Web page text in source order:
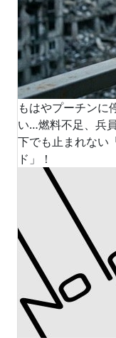
もはやプーチンに
い…燃料不足、兵
下でも止まれない
ド」！